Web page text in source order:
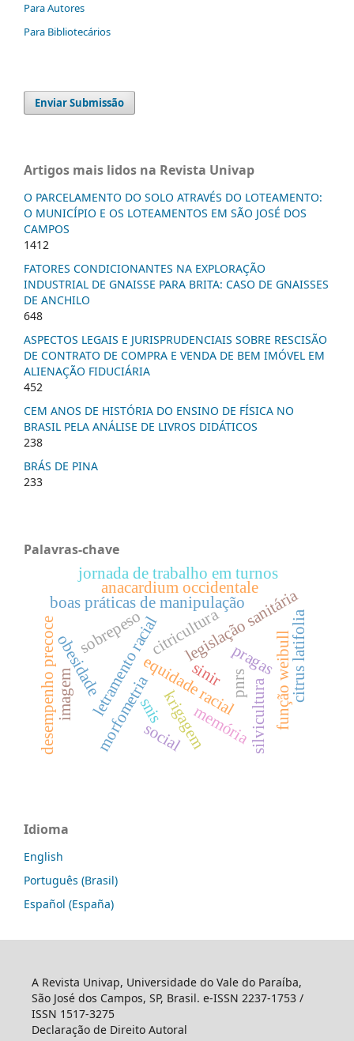
Para Autores
Para Bibliotecários
Enviar Submissão
Artigos mais lidos na Revista Univap
O PARCELAMENTO DO SOLO ATRAVÉS DO LOTEAMENTO:
O MUNICÍPIO E OS LOTEAMENTOS EM SÃO JOSÉ DOS
CAMPOS
1412
FATORES CONDICIONANTES NA EXPLORAÇÃO
INDUSTRIAL DE GNAISSE PARA BRITA: CASO DE GNAISSES
DE ANCHILO
648
ASPECTOS LEGAIS E JURISPRUDENCIAIS SOBRE RESCISÃO
DE CONTRATO DE COMPRA E VENDA DE BEM IMÓVEL EM
ALIENAÇÃO FIDUCIÁRIA
452
CEM ANOS DE HISTÓRIA DO ENSINO DE FÍSICA NO
BRASIL PELA ANÁLISE DE LIVROS DIDÁTICOS
238
BRÁS DE PINA
233
Palavras-chave
equidade racial
letramento racial
boas práticas de manipulação
legislação sanitária
citrus latifolia
citricultura
desempenho precoce
anacardium occidentale
pragas
morfometria função weibull
silvicultura
sobrepeso
obesidade
jornada de trabalho em turnos
krigagem
pnrs
snis
sinir
memória
imagem
social
Idioma
English
Português (Brasil)
Español (España)
A Revista Univap, Universidade do Vale do Paraíba,
São José dos Campos, SP, Brasil. e-ISSN 2237-1753 /
ISSN 1517-3275
Declaração de Direito Autoral